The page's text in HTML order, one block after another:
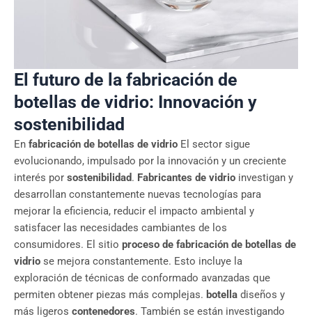
El futuro de la fabricación de
botellas de vidrio: Innovación y
sostenibilidad
En fabricación de botellas de vidrio El sector sigue
evolucionando, impulsado por la innovación y un creciente
interés por sostenibilidad. Fabricantes de vidrio investigan y
desarrollan constantemente nuevas tecnologías para
mejorar la eficiencia, reducir el impacto ambiental y
satisfacer las necesidades cambiantes de los
consumidores. El sitio proceso de fabricación de botellas de
vidrio se mejora constantemente. Esto incluye la
exploración de técnicas de conformado avanzadas que
permiten obtener piezas más complejas. botella diseños y
más ligeros contenedores. También se están investigando